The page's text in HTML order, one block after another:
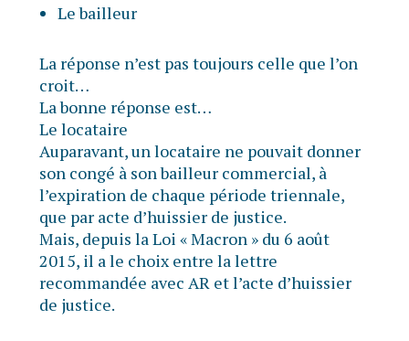
Le bailleur
La réponse n’est pas toujours celle que l’on
croit…
La bonne réponse est…
Le locataire
Auparavant, un locataire ne pouvait donner
son congé à son bailleur commercial, à
l’expiration de chaque période triennale,
que par acte d’huissier de justice.
Mais, depuis la Loi « Macron » du 6 août
2015, il a le choix entre la lettre
recommandée avec AR et l’acte d’huissier
de justice.